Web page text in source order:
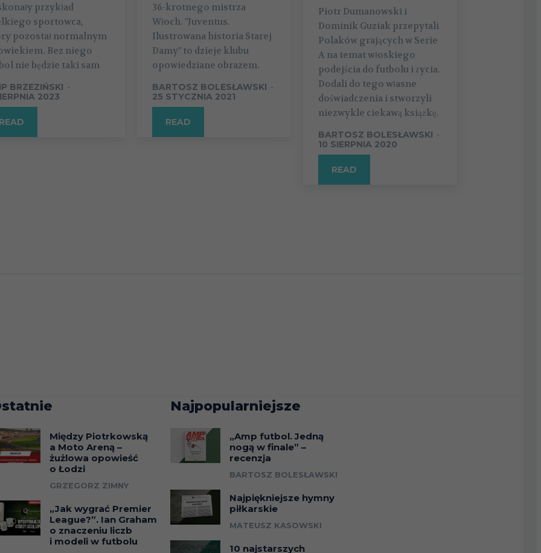
przykład
sportowca,
pozostał normalnym
Bez niego
nie będzie taki sam
BRZEZIŃSKI -
2023
36-krotnego mistrza
Włoch. "Juventus.
Ilustrowana historia Starej
Damy" to dzieje klubu
opowiedziane obrazem.
BARTOSZ BOLESŁAWSKI -
25 STYCZNIA 2021
READ
Piotr Dumanowski i
Dominik Guziak przepytali
Polaków grających w Serie
A na temat włoskiego
podejścia do futbolu i życia.
Dodali do tego własne
doświadczenia i stworzyli
niezwykle ciekawą książkę.
BARTOSZ BOLESŁAWSKI -
10 SIERPNIA 2020
READ
Między Piotrkowską
a Moto Areną –
żużlowa opowieść
o Łodzi
GRZEGORZ ZIMNY
„Jak wygrać Premier
League?”. Ian Graham
o znaczeniu liczb
i modeli w futbolu
Najpopularniejsze
„Amp futbol. Jedną
nogą w finale” –
recenzja
BARTOSZ BOLESŁAWSKI
Najpiękniejsze hymny
piłkarskie
MATEUSZ KASOWSKI
10 najstarszych